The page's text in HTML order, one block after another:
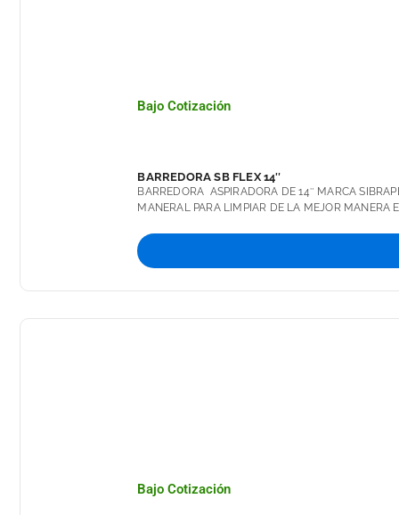
Bajo Cotización
BARREDORA SB FLEX 14″
BARREDORA ASPIRADORA DE 14″ MARCA
MANERAL PARA LIMPIAR DE LA MEJOR
Bajo Cotización